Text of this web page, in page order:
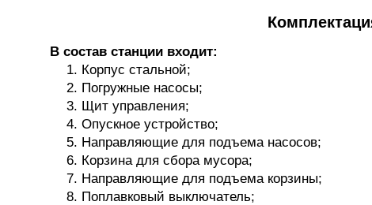
В состав станции входит:
Корпус стальной;
Погружные насосы;
Щит управления;
Опускное устройство;
Направляющие для подъема насосов;
Корзина для сбора мусора;
Направляющие для подъема корзины;
Поплавковый выключатель;